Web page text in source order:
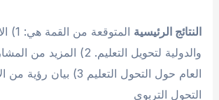
النتائج الرئيسية
والدولية لتحويل التعليم. 2)
العام حول التحول التعليم 3)
التحول التربوي